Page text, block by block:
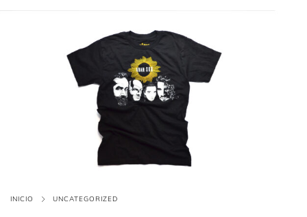
INICIO UNCATEGORIZED